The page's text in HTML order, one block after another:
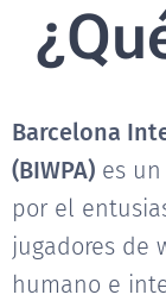
Barcelona
(BIWPA) es
por el
jugadores de
humano e